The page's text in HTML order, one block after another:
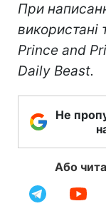
При
Prince and
Daily Beast.
Не
Або